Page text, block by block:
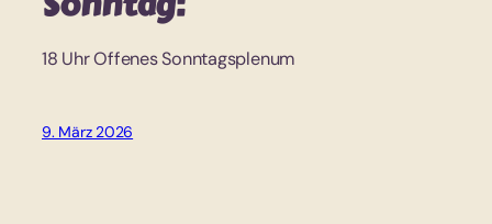
18 Uhr Offenes Sonntagsplenum
9. März 2026